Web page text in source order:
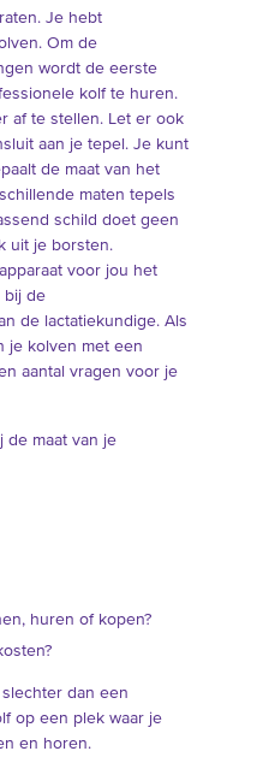
Je hebt
Om de
wordt de eerste
kolf te huren.
af te stellen. Let er ook
aan je tepel. Je kunt
de maat van het
maten tepels
schild doet geen
uit je borsten.
voor jou het
bij de
de lactatiekundige. Als
je kolven met een
aantal vragen voor je
de maat van je
huren of kopen?
dan een
op een plek waar je
en horen.